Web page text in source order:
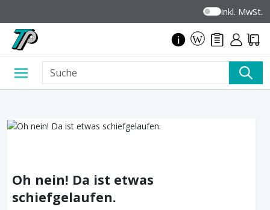
inkl. MwSt.
Oh nein! Da ist etwas
schiefgelaufen.